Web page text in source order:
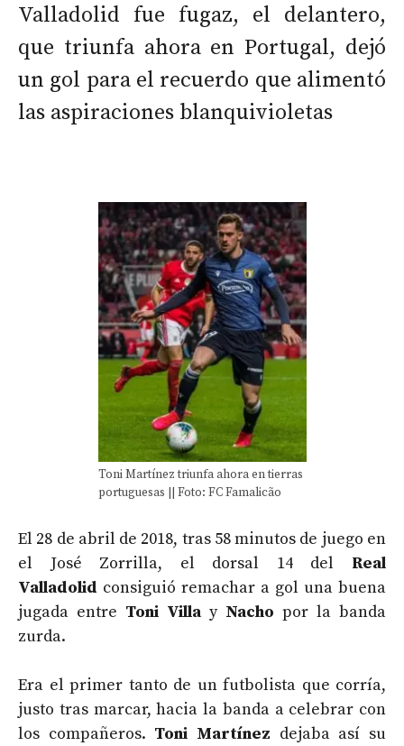
Valladolid fue fugaz, el delantero,
que triunfa ahora en Portugal, dejó
un gol para el recuerdo que alimentó
las aspiraciones blanquivioletas
Toni Martínez triunfa ahora en tierras
portuguesas || Foto: FC Famalicão
El 28 de abril de 2018, tras 58 minutos de juego en
el José Zorrilla, el dorsal 14 del Real
Valladolid consiguió remachar a gol una buena
jugada entre Toni Villa y Nacho por la banda
zurda.
Era el primer tanto de un futbolista que corría,
justo tras marcar, hacia la banda a celebrar con
los compañeros. Toni Martínez dejaba así su